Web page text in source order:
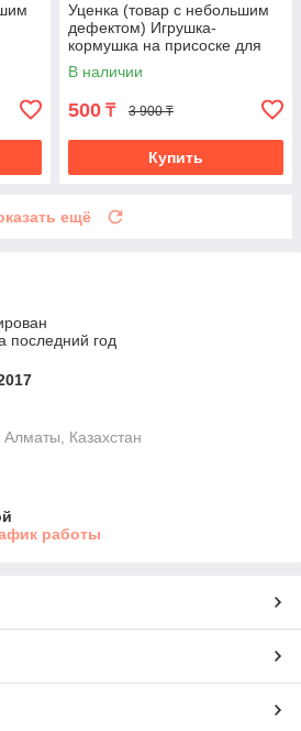
Уценка (товар с небольшим
дефектом) Игрушка-
кормушка на присоске для
кошек (4585/2)
В наличии
500 ₸ 3 900 ₸
Купить
ещё
последний год
Казахстан
работы